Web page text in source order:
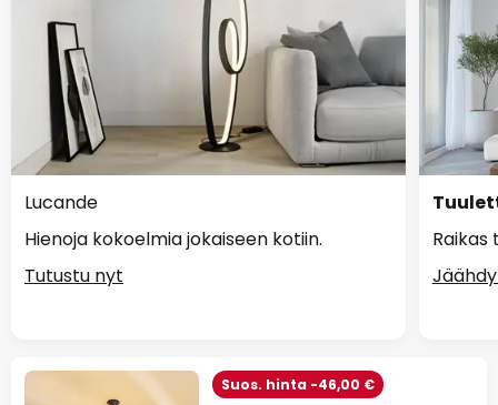
Lucande
Hienoja kokoelmia jokaiseen kotiin.
Tutustu nyt
Suos. hinta -46,00 €